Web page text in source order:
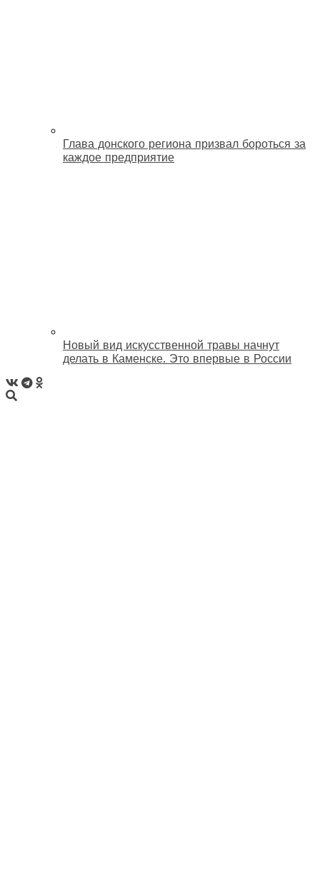
Глава донского региона призвал бороться за
каждое предприятие
Новый вид искусственной травы начнут
делать в Каменске. Это впервые в России